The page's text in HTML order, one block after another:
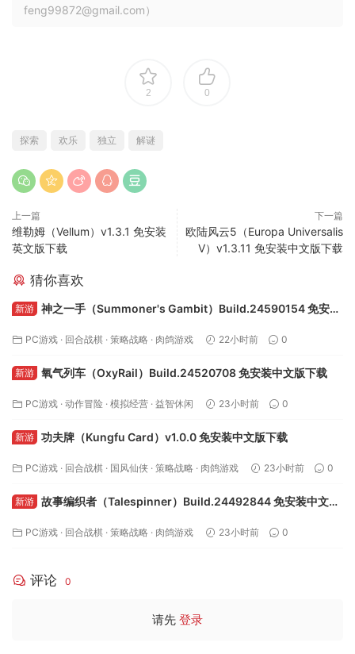
feng99872@gmail.com）
2 0
探索 欢乐 独立 解谜
上一篇
维勒姆（Vellum）v1.3.1 免安装
英文版下载
下一篇
欧陆风云5（Europa Universalis
V）v1.3.11 免安装中文版下载
猜你喜欢
新游 神之一手（Summoner's Gambit）Build.24590154 免安装
PC游戏 · 回合战棋 · 策略战略 · 肉鸽游戏 22小时前 0
新游 氧气列车（OxyRail）Build.24520708 免安装中文版下载
PC游戏 · 动作冒险 · 模拟经营 · 益智休闲 23小时前 0
新游 功夫牌（Kungfu Card）v1.0.0 免安装中文版下载
PC游戏 · 回合战棋 · 国风仙侠 · 策略战略 · 肉鸽游戏 23小时前 0
新游 故事编织者（Talespinner）Build.24492844 免安装中文版
PC游戏 · 回合战棋 · 策略战略 · 肉鸽游戏 23小时前 0
评论 0
请先 登录